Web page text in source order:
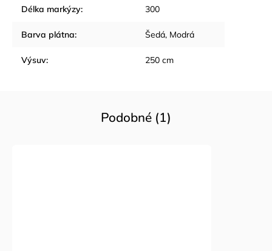
Délka markýzy: 300
Barva plátna: Šedá, Modrá
Výsuv: 250 cm
Podobné (1)